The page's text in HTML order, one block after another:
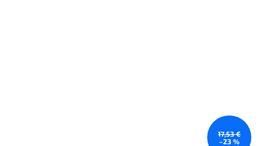
17,53 €
–23 %